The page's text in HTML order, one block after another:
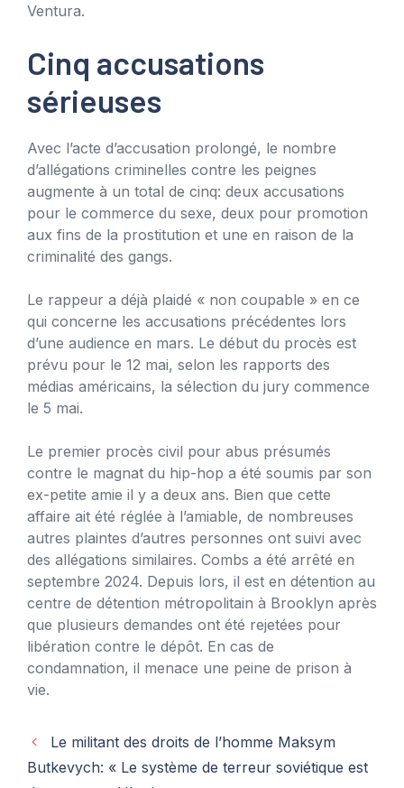
Ventura.
Cinq accusations
sérieuses
Avec l’acte d’accusation prolongé, le nombre
d’allégations criminelles contre les peignes
augmente à un total de cinq: deux accusations
pour le commerce du sexe, deux pour promotion
aux fins de la prostitution et une en raison de la
criminalité des gangs.
Le rappeur a déjà plaidé « non coupable » en ce
qui concerne les accusations précédentes lors
d’une audience en mars. Le début du procès est
prévu pour le 12 mai, selon les rapports des
médias américains, la sélection du jury commence
le 5 mai.
Le premier procès civil pour abus présumés
contre le magnat du hip-hop a été soumis par son
ex-petite amie il y a deux ans. Bien que cette
affaire ait été réglée à l’amiable, de nombreuses
autres plaintes d’autres personnes ont suivi avec
des allégations similaires. Combs a été arrêté en
septembre 2024. Depuis lors, il est en détention au
centre de détention métropolitain à Brooklyn après
que plusieurs demandes ont été rejetées pour
libération contre le dépôt. En cas de
condamnation, il menace une peine de prison à
vie.
Le militant des droits de l’homme Maksym
Butkevych: « Le système de terreur soviétique est